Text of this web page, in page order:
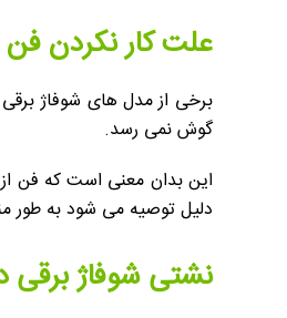
علت کار نکردن
برخی از مدل های شوفاژ
گوش نمی رسد.
این بدان معنی است که فن
دلیل توصیه می شود به طور
نشتی شوفاژ برقی